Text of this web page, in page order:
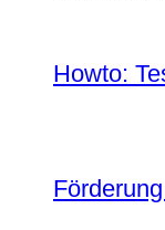
Howto: